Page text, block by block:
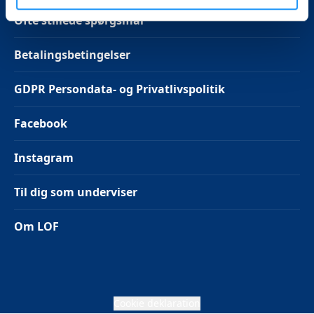
Ofte stillede spørgsmål
Betalingsbetingelser
GDPR Persondata- og Privatlivspolitik
Facebook
Instagram
Til dig som underviser
Om LOF